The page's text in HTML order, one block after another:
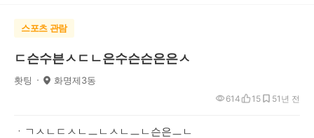
스포츠 관람
ㄷ슨수븐ㅅㄷㄴ은수슨슨은은ㅅ
홧팅 화명제3동
1년 전
614 15 5
ㆍㄱㅅㄴㄷㅅㄴㅡㄴㅅㄴㅡㄴ슨은ㅡㄴ